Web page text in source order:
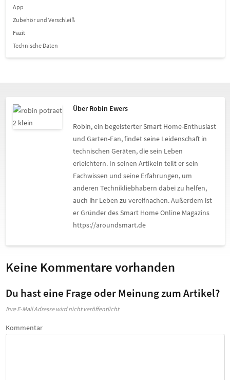
App
Zubehör und Verschleiß
Fazit
Technische Daten
Über Robin Ewers
Robin, ein begeisterter Smart Home-Enthusiast
und Garten-Fan, findet seine Leidenschaft in
technischen Geräten, die sein Leben
erleichtern. In seinen Artikeln teilt er sein
Fachwissen und seine Erfahrungen, um
anderen Technikliebhabern dabei zu helfen,
auch ihr Leben zu vereifnachen. Außerdem ist
er Gründer des Smart Home Online Magazins
https://aroundsmart.de
Keine Kommentare vorhanden
Du hast eine Frage oder Meinung zum Artikel?
Ihre E-Mail Adresse wird nicht veröffentlicht
Kommentar